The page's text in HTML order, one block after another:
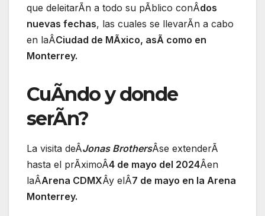
que deleitarÃn a todo su pÃblico conÂdos
nuevas fechas, las cuales se llevarÃn a cabo
en laÂCiudad de MÃxico, asÃ como en
Monterrey.
CuÃndo y donde
serÃn?
La visita deÂJonas BrothersÂse extenderÃ
hasta el prÃximoÂ4 de mayo del 2024Âen
laÂArena CDMXÂy elÂ7 de mayo en la Arena
Monterrey.